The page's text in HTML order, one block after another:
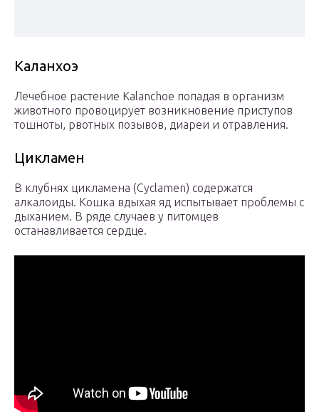
Каланхоэ
Лечебное растение Kalanchoe попадая в организм
животного провоцирует возникновение приступов
тошноты, рвотных позывов, диареи и отравления.
Цикламен
В клубнях цикламена (Cyclamen) содержатся
алкалоиды. Кошка вдыхая яд испытывает проблемы с
дыханием. В ряде случаев у питомцев
останавливается сердце.